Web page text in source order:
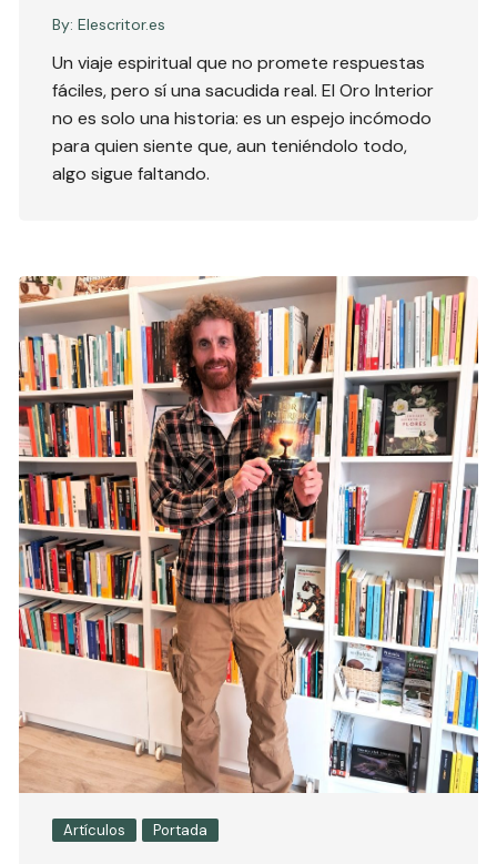
By: Elescritor.es
Un viaje espiritual que no promete respuestas
fáciles, pero sí una sacudida real. El Oro Interior
no es solo una historia: es un espejo incómodo
para quien siente que, aun teniéndolo todo,
algo sigue faltando.
Artículos Portada